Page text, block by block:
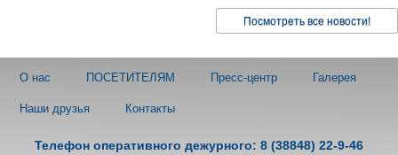
Посмотреть все новости!
О нас ПОСЕТИТЕЛЯМ Пресс-центр Галерея
Наши друзья Контакты
Телефон оперативного дежурного: 8 (38848) 22-9-46